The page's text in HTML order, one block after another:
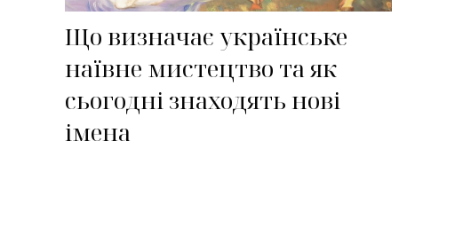
Що визначає українське
наївне мистецтво та як
сьогодні знаходять нові
імена